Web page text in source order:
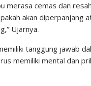
merasa cemas dan
akan diperpanjang
Ujarnya.
tanggung jawab
memiliki mental dan